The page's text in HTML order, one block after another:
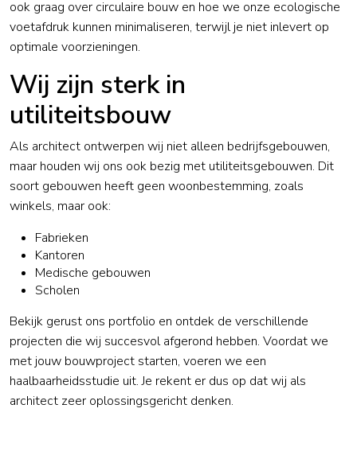
ook graag over circulaire bouw en hoe we onze ecologische
voetafdruk kunnen minimaliseren, terwijl je niet inlevert op
optimale voorzieningen.
Wij zijn sterk in
utiliteitsbouw
Als architect ontwerpen wij niet alleen bedrijfsgebouwen,
maar houden wij ons ook bezig met utiliteitsgebouwen. Dit
soort gebouwen heeft geen woonbestemming, zoals
winkels, maar ook:
Fabrieken
Kantoren
Medische gebouwen
Scholen
Bekijk gerust ons portfolio en ontdek de verschillende
projecten die wij succesvol afgerond hebben. Voordat we
met jouw bouwproject starten, voeren we een
haalbaarheidsstudie uit. Je rekent er dus op dat wij als
architect zeer oplossingsgericht denken.